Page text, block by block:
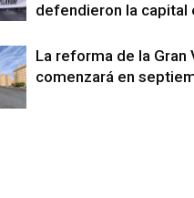
defendieron la capital
La reforma de la Gran
comenzará en